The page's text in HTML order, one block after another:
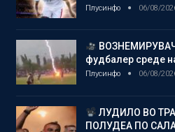
Плусинфо 06/08/
фудбалер среде
Плусинфо 06/08/
ЛУДИЛО ВО
ПОЛУДЕА ПО